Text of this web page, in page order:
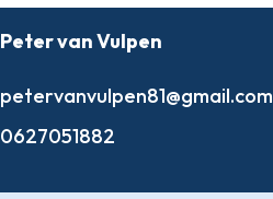
Peter van Vulpen
petervanvulpen81@gmail.com
0627051882